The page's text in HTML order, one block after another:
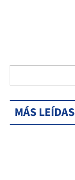
MÁS LEÍDAS